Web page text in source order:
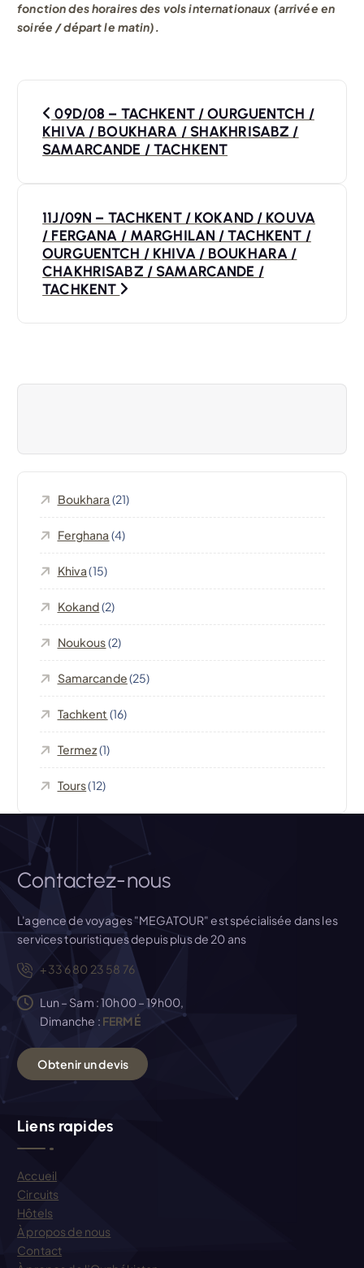
fonction des horaires des vols internationaux (arrivée en
soirée / départ le matin).
i
n
c
e
09D/08 – TACHKENT / OURGUENTCH /
KHIVA / BOUKHARA / SHAKHRISABZ /
SAMARCANDE / TACHKENT
11J/09N – TACHKENT / KOKAND / KOUVA
/ FERGANA / MARGHILAN / TACHKENT /
OURGUENTCH / KHIVA / BOUKHARA /
CHAKHRISABZ / SAMARCANDE /
TACHKENT
Boukhara (21)
Ferghana (4)
Khiva(15)
Kokand(2)
Noukous(2)
Samarcande(25)
Tachkent (16)
Termez(1)
Tours(12)
Contactez-nous
L'agence de voyages "MEGATOUR" est spécialisée dans les
services touristiques depuis plus de 20 ans
+33 6 80 23 58 76
Lun – Sam : 10h00 – 19h00,
Dimanche : FERMÉ
Obtenirundevis
Liens rapides
Accueil
Circuits
Hôtels
À propos de nous
Contact